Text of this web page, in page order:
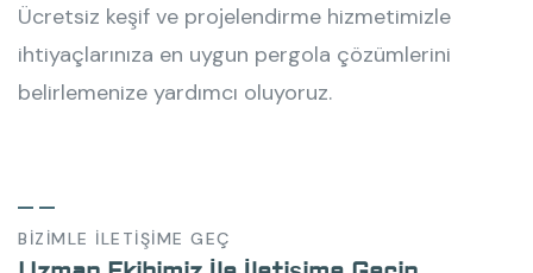
Ücretsiz keşif ve projelendirme hizmetimizle
ihtiyaçlarınıza en uygun pergola çözümlerini
belirlemenize yardımcı oluyoruz.
BİZİMLE İLETİŞİME GEÇ